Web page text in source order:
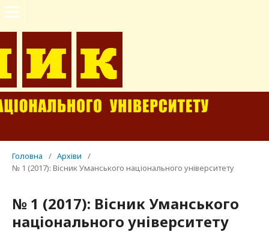
Головна / Архіви
/
№ 1 (2017): Вісник Уманського національного університету
№ 1 (2017): Вісник Уманського
національного університету